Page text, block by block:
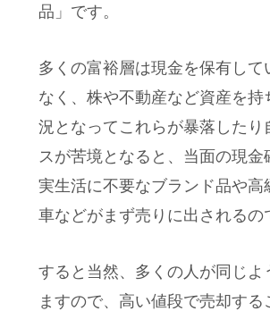
品」です。
多くの富裕層は現金を保有して
なく、株や不動産など資産を持
況となってこれらが暴落したり
スが苦境となると、当面の現金
実生活に不要なブランド品や高
車などがまず売りに出されるの
すると当然、多くの人が同じよ
ますので、高い値段で売却する